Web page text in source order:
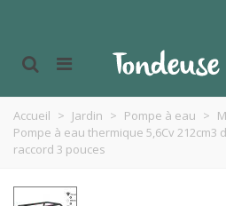
Accueil > Jardin > Pompe à eau >
Pompe à eau thermique 5,6Cv 212cm3
raccord 3 pouces